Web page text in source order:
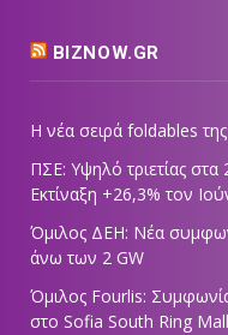
BIZNOW.GR
Η νέα σειρά foldables
ΠΣΕ: Υψηλό τριετίας στα
Εκτίναξη +26,3% τον
Όμιλος ΔΕΗ: Νέα
άνω των 2 GW
Όμιλος Fourlis:
στο Sofia South Ring Mall